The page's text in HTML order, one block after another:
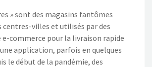
» sont des magasins fantômes
centres-villes et utilisés par des
e-commerce pour la livraison rapide
application, parfois en quelques
le début de la pandémie, des